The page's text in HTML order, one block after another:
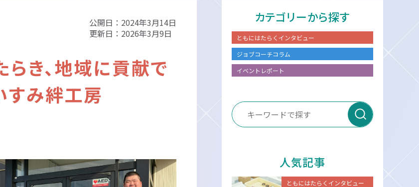
公開日：2024年3月14日
更新日：2026年3月9日
き、地域に貢献で
すみ絆工房
カテゴリーから探す
ともにはたらくインタビュー
ジョブコーチコラム
イベントレポート
人気記事
ともにはたらくインタビュー